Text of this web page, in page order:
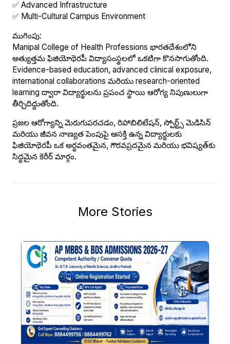
✅ Advanced Infrastructure
✅ Multi-Cultural Campus Environment
ముగింపు:
Manipal College of Health Professions భారతదేశంలోని
అత్యుత్తమ ఫిజియోథెరపీ విద్యాసంస్థలలో ఒకటిగా కొనసాగుతోంది.
Evidence-based education, advanced clinical exposure,
international collaborations మరియు research-oriented
learning ద్వారా విద్యార్థులను ప్రపంచ స్థాయి ఆరోగ్య నిపుణులుగా
తీర్చిదిద్దుతోంది.
ప్రజల ఆరోగ్యాన్ని మెరుగుపరచడం, రిహాబిలిటేషన్, స్పోర్ట్స్ మెడిసిన్
మరియు జీవన నాణ్యత పెంపుపై ఆసక్తి ఉన్న విద్యార్థులకు
ఫిజియోథెరపీ ఒక అర్థవంతమైన, గౌరవప్రదమైన మరియు భవిష్యత్‌కు
సిద్ధమైన కెరీర్ మార్గం.
More Stories